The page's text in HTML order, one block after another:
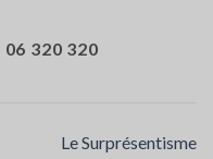
06 320 320
Le Surprésentisme